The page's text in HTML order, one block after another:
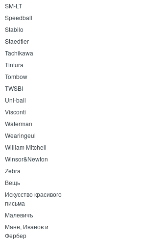
SM-LT
Speedball
Stabilo
Staedtler
Tachikawa
Tintura
Tombow
TWSBI
Uni-ball
Visconti
Waterman
Wearingeul
William Mitchell
Winsor&Newton
Zebra
Вещь
Искусство красивого
письма
Малевичъ
Манн, Иванов и
Фербер